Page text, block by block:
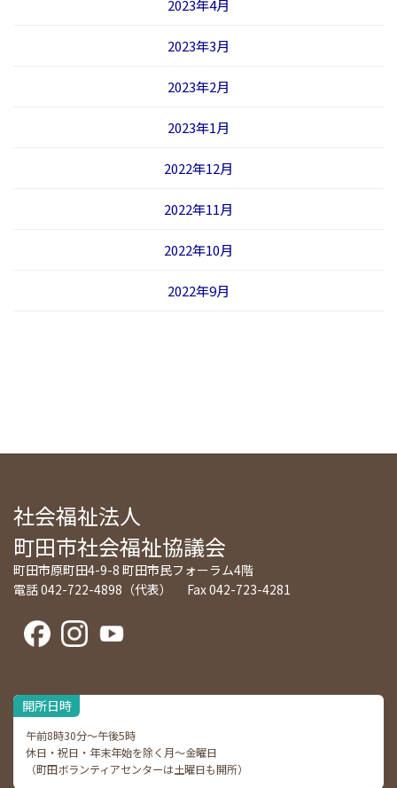
2023年4月
2023年3月
2023年2月
2023年1月
2022年12月
2022年11月
2022年10月
2022年9月
社会福祉法人
町田市社会福祉協議会
町田市原町田4-9-8 町田市民フォーラム4階
電話 042-722-4898（代表） Fax 042-723-4281
開所日時
午前8時30分～午後5時
休日・祝日・年末年始を除く月～金曜日
（町田ボランティアセンターは土曜日も開所）